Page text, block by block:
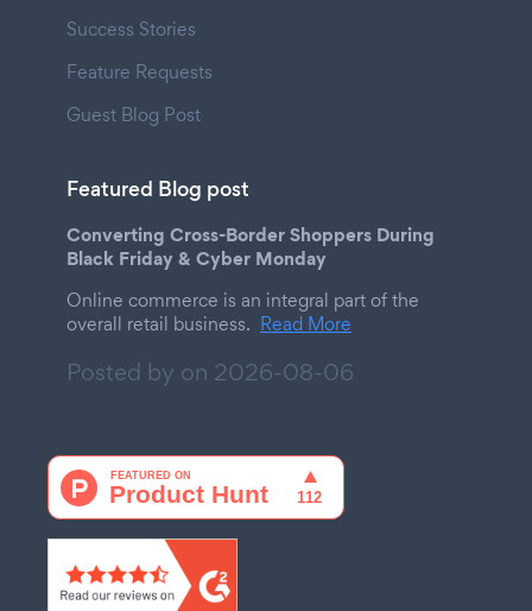
Success Stories
Feature Requests
Guest Blog Post
Featured Blog post
Converting Cross-Border Shoppers During
Black Friday & Cyber Monday
Online commerce is an integral part of the
overall retail business. Read More
Posted by on 2026-08-06